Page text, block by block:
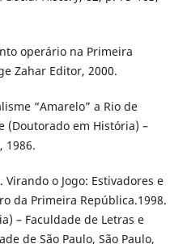
operário na Primeira
Zahar Editor, 2000.
“Amarelo” a Rio de
(Doutorado em História) –
1986.
Virando o Jogo: Estivadores e
da Primeira República.1998.
– Faculdade de Letras e
de São Paulo, São Paulo,